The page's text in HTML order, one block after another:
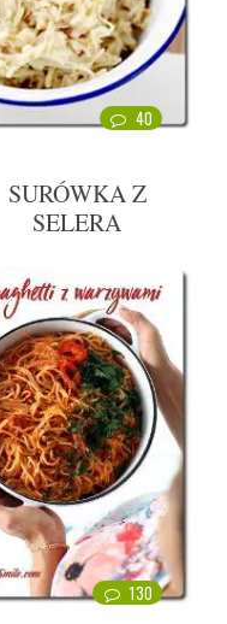
40
SURÓWKA Z
SELERA
130